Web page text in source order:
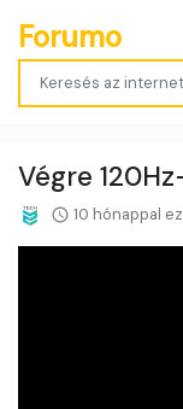
Forumo
Végre
10 hónappal